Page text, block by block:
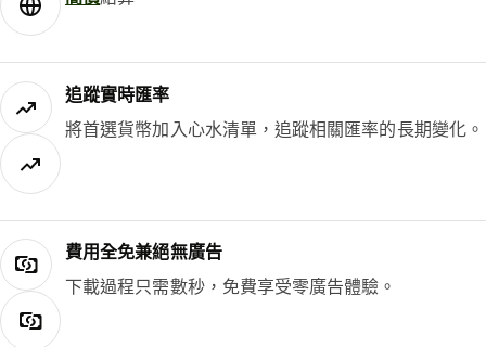
追蹤實時匯率
將首選貨幣加入心水清單，追蹤相關匯率的長期變化。
費用全免兼絕無廣告
下載過程只需數秒，免費享受零廣告體驗。